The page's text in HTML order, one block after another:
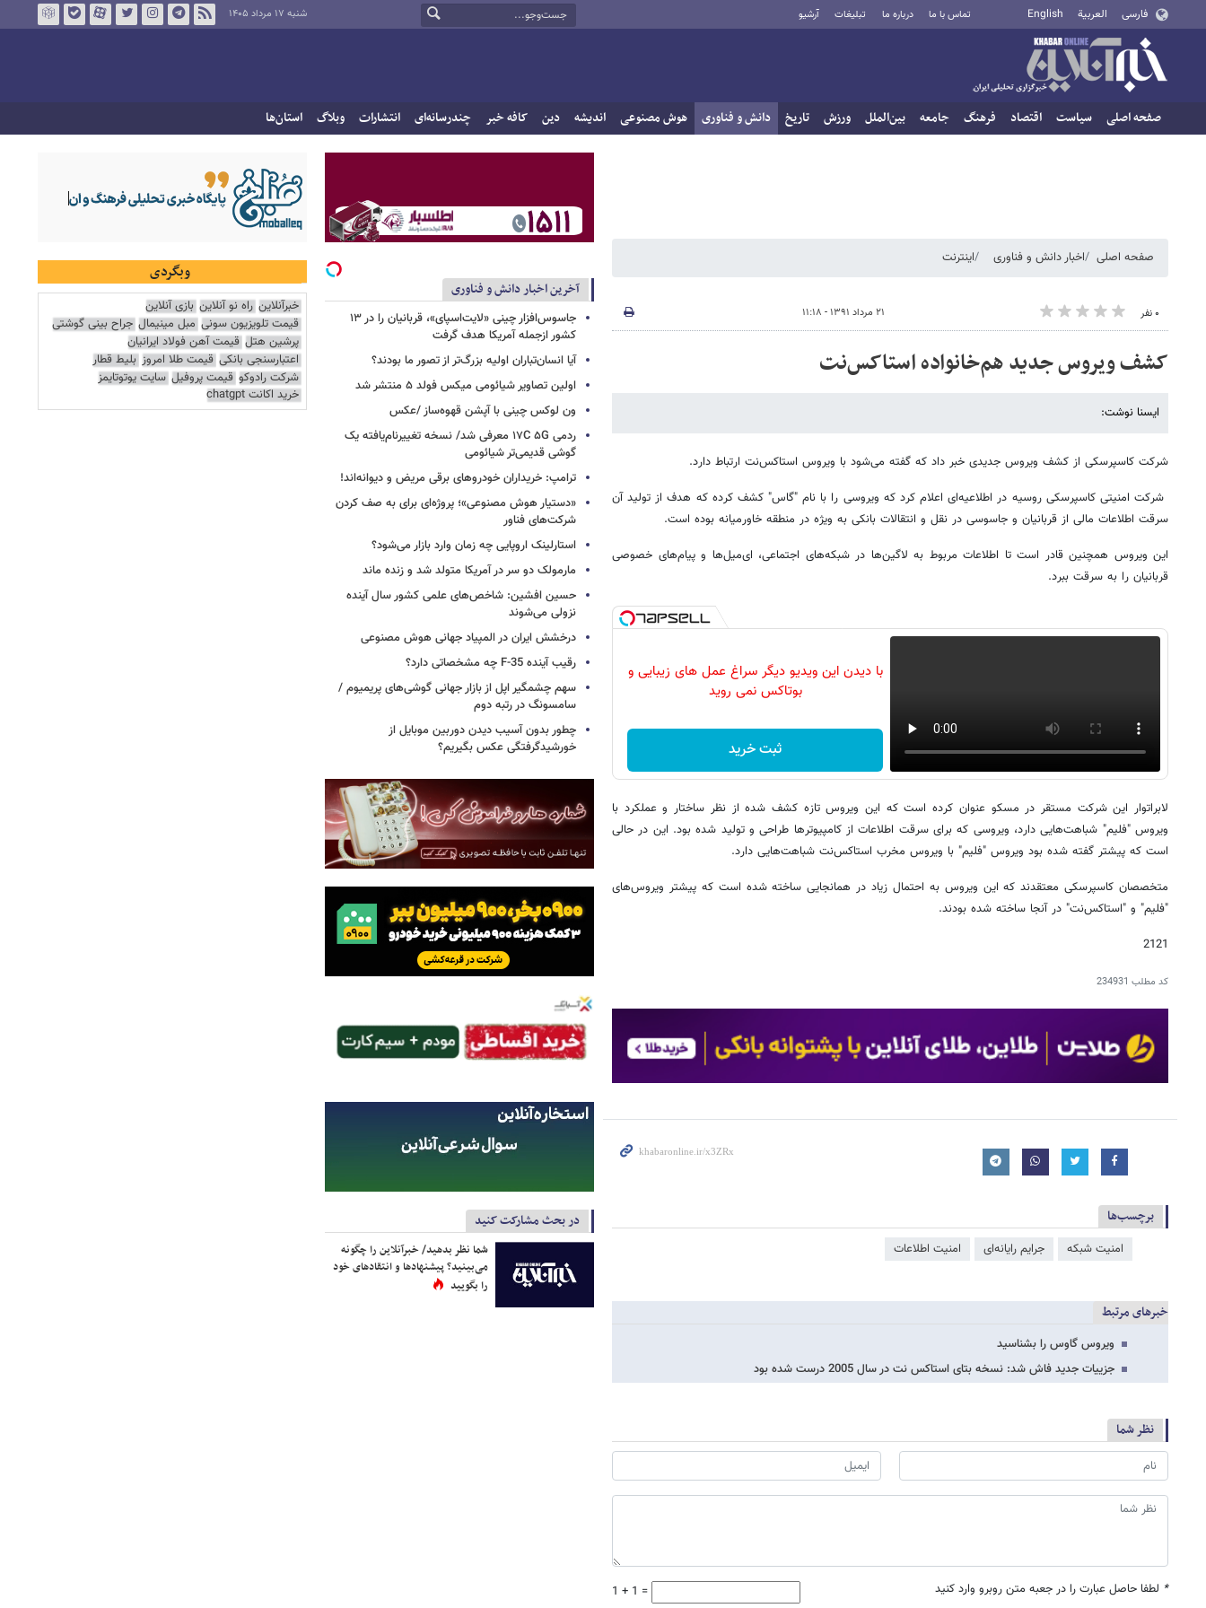
فارسی العربية English تماس با ما درباره ما تبلیغات آرشیو شنبه ۱۷ مرداد ۱۴۰۵
صفحه اصلی سیاست اقتصاد فرهنگ جامعه بین‌الملل ورزش تاریخ دانش و فناوری هوش مصنوعی اندیشه دین کافه خبر چندرسانه‌ای انتشارات وبلاگ استان‌ها
صفحه اصلی اخبار دانش و فناوری اینترنت
۰ نفر ۲۱ مرداد ۱۳۹۱ - ۱۱:۱۸
کشف ویروس جدید هم‌خانواده استاکس‌نت
ایسنا نوشت:
شرکت کاسپرسکی از کشف ویروس جدیدی خبر داد که گفته می‌شود با ویروس استاکس‌نت ارتباط دارد.
شرکت امنیتی کاسپرسکی روسیه در اطلاعیه‌ای اعلام کرد که ویروسی را با نام "گاس" کشف کرده که هدف از تولید آن
سرقت اطلاعات مالی از قربانیان و جاسوسی در نقل و انتقالات بانکی به ویژه در منطقه خاورمیانه بوده است.
این ویروس همچنین قادر است تا اطلاعات مربوط به لاگین‌ها در شبکه‌های اجتماعی، ای‌میل‌ها و پیام‌های خصوصی
قربانیان را به سرقت ببرد.
با دیدن این ویدیو دیگر سراغ عمل های زیبایی و
بوتاکس نمی روید
ثبت خرید
لابراتوار این شرکت مستقر در مسکو عنوان کرده است که این ویروس تازه کشف شده از نظر ساختار و عملکرد با
ویروس "فلیم" شباهت‌هایی دارد، ویروسی که برای سرقت اطلاعات از کامپیوترها طراحی و تولید شده بود. این در حالی
است که پیشتر گفته شده بود ویروس "فلیم" با ویروس مخرب استاکس‌نت شباهت‌هایی دارد.
متخصصان کاسپرسکی معتقدند که این ویروس به احتمال زیاد در همانجایی ساخته شده است که پیشتر ویروس‌های
"فلیم" و "استاکس‌نت" در آنجا ساخته شده بودند.
2121
کد مطلب 234931
برچسب‌ها
امنیت شبکه جرایم رایانه‌ای امنیت اطلاعات
خبرهای مرتبط
ویروس گاوس را بشناسید
جزییات جدید فاش شد: نسخه بتای استاکس نت در سال 2005 درست شده بود
نظر شما
* لطفا حاصل عبارت را در جعبه متن روبرو وارد کنید 1 + 1 =
آخرین اخبار دانش و فناوری
جاسوس‌افزار چینی «لایت‌اسپای»، قربانیان را در ۱۳
کشور ازجمله آمریکا هدف گرفت
آیا انسان‌تباران اولیه بزرگ‌تر از تصور ما بودند؟
اولین تصاویر شیائومی میکس فولد ۵ منتشر شد
ون لوکس چینی با آپشن قهوه‌ساز /عکس
ردمی ۱۷C ۵G معرفی شد/ نسخه تغییرنام‌یافته یک
گوشی قدیمی‌تر شیائومی
ترامپ: خریداران خودروهای برقی مریض و دیوانه‌اند!
«دستیار هوش مصنوعی»؛ پروژه‌ای برای به صف کردن
شرکت‌های فناور
استارلینک اروپایی چه زمان وارد بازار می‌شود؟
مارمولک دو سر در آمریکا متولد شد و زنده ماند
حسین افشین: شاخص‌های علمی کشور سال آینده
نزولی می‌شوند
درخشش ایران در المپیاد جهانی هوش مصنوعی
رقیب آینده F-35 چه مشخصاتی دارد؟
سهم چشمگیر اپل از بازار جهانی گوشی‌های پریمیوم /
سامسونگ در رتبه دوم
چطور بدون آسیب دیدن دوربین موبایل از
خورشیدگرفتگی عکس بگیریم؟
در بحث مشارکت کنید
شما نظر بدهید/ خبرآنلاین را چگونه
می‌بینید؟ پیشنهادها و انتقادهای خود
را بگویید
وبگردی
خبرآنلاین راه نو آنلاین بازی آنلاین
قیمت تلویزیون سونی مبل مینیمال جراح بینی گوشتی
پرشین هتل قیمت آهن فولاد ایرانیان
اعتبارسنجی بانکی قیمت طلا امروز بلیط قطار
شرکت رادوکو قیمت پروفیل سایت یوتوتایمز
خرید اکانت chatgpt